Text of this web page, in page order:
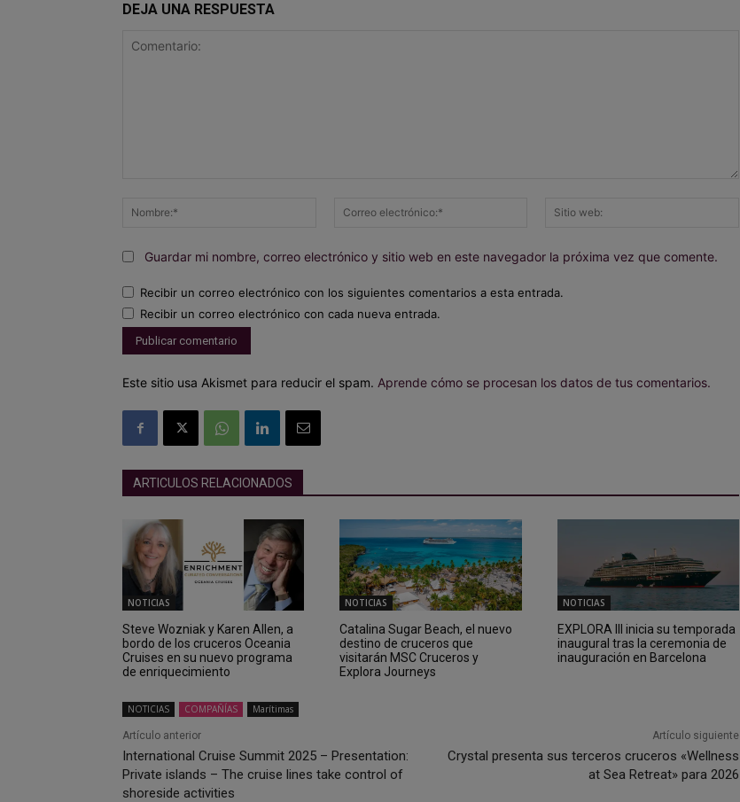
DEJA UNA RESPUESTA
Nombre:*
Correo
Guardar mi nombre, correo electrónico y sitio web en este navegador la próxima vez que comente.
Recibir un correo electrónico con los siguientes comentarios a esta entrada.
Recibir un correo electrónico con cada nueva entrada.
Este sitio usa Akismet para reducir el spam. Aprende cómo se procesan los datos de tus comentarios.
ARTICULOS RELACIONADOS
NOTICIAS
Steve Wozniak y Karen Allen, a
bordo de los cruceros Oceania
Cruises en su nuevo programa
de enriquecimiento
NOTICIAS
Catalina Sugar Beach, el nuevo
destino de cruceros que
visitarán MSC Cruceros y
Explora Journeys
NOTICIAS
EXPLORA III inicia su temporada
inaugural tras la ceremonia de
inauguración en Barcelona
NOTICIAS COMPAÑÍAS Marítimas
Artículo anterior
International Cruise Summit 2025 – Presentation:
Private islands – The cruise lines take control of
shoreside activities
Artículo siguiente
Crystal presenta sus terceros cruceros «Wellness
at Sea Retreat» para 2026